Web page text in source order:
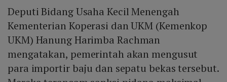
Deputi Bidang Usaha Kecil Menengah
Kementerian Koperasi dan UKM (Kemenkop
UKM) Hanung Harimba Rachman
mengatakan, pemerintah akan mengusut
para importir baju dan sepatu bekas tersebut.